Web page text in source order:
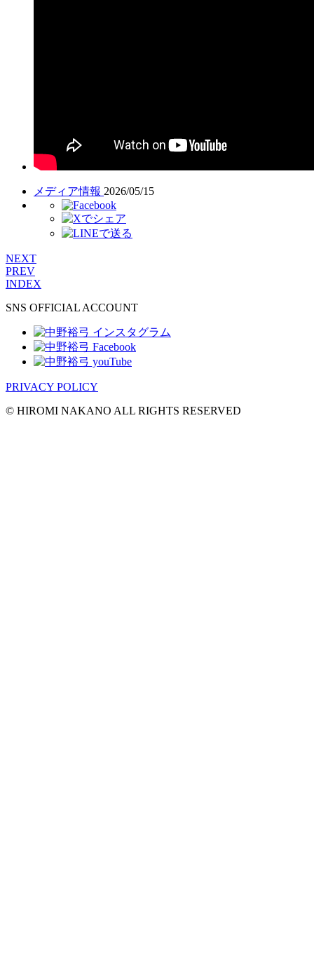
メディア情報 2026/05/15
NEXT
PREV
INDEX
SNS OFFICIAL ACCOUNT
PRIVACY POLICY
© HIROMI NAKANO ALL RIGHTS RESERVED